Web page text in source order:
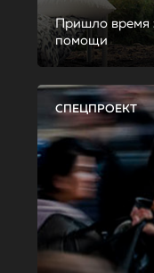
Пришло время
помощи
СПЕЦПРОЕКТ